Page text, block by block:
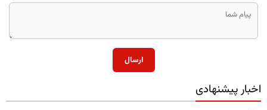
ارسال
اخبار پیشنهادی